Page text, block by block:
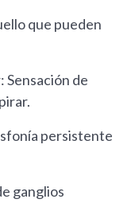
que pueden
Sensación de
persistente
ganglios